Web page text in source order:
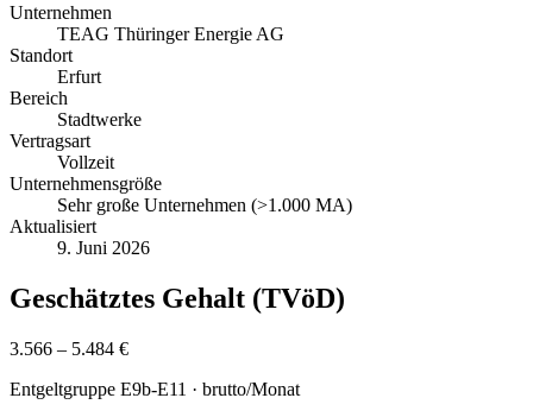
Unternehmen
TEAG Thüringer Energie AG
Standort
Erfurt
Bereich
Stadtwerke
Vertragsart
Vollzeit
Unternehmensgröße
Sehr große Unternehmen (>1.000 MA)
Aktualisiert
9. Juni 2026
Geschätztes Gehalt (TVöD)
3.566 – 5.484 €
Entgeltgruppe E9b-E11 · brutto/Monat